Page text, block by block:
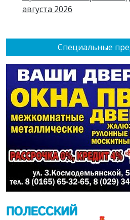
Специальные
августа 2026